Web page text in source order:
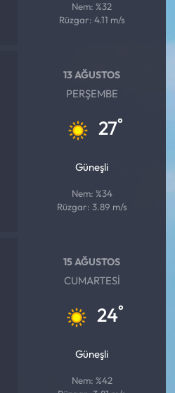
Nem: %32
Rüzgar: 4.11 m/s
13 AĞUSTOS
PERŞEMBE
27°
Güneşli
Nem: %34
Rüzgar: 3.89 m/s
15 AĞUSTOS
CUMARTESI
24°
Güneşli
Nem: %42